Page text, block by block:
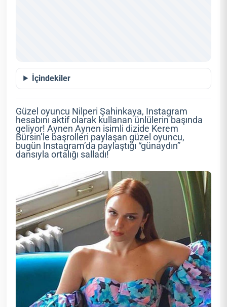
İçindekiler
Güzel oyuncu Nilperi Şahinkaya, Instagram
hesabını aktif olarak kullanan ünlülerin başında
geliyor! Aynen Aynen isimli dizide Kerem
Bürsin’le başrolleri paylaşan güzel oyuncu,
bugün Instagram’da paylaştığı “günaydın”
dansıyla ortalığı salladı!